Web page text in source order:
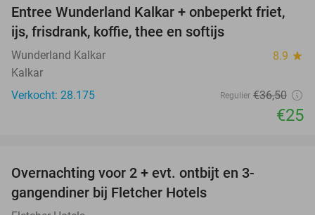
32%
Entree Wunderland Kalkar + onbeperkt friet,
ijs, frisdrank, koffie, thee en softijs
Wunderland Kalkar 8.9 star
Kalkar
Verkocht: 28.175
Regulier €36,50
€25
Overnachting voor 2 + evt. ontbijt en 3-
gangendiner bij Fletcher Hotels